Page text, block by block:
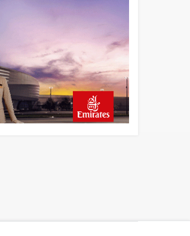
Müdahalesi
British Airways A380
seferlerini yüzde 28
azaltıyor
22 saat önce
Çiti aştı, bakım uçağına girdi: